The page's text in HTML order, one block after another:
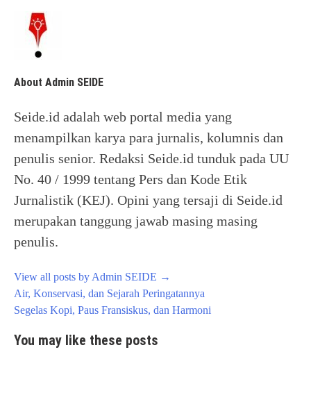
About Admin SEIDE
Seide.id adalah web portal media yang
menampilkan karya para jurnalis, kolumnis dan
penulis senior. Redaksi Seide.id tunduk pada UU
No. 40 / 1999 tentang Pers dan Kode Etik
Jurnalistik (KEJ). Opini yang tersaji di Seide.id
merupakan tanggung jawab masing masing
penulis.
View all posts by Admin SEIDE →
Post
navigation
Air, Konservasi, dan Sejarah Peringatannya
Segelas Kopi, Paus Fransiskus, dan Harmoni
You may like these posts